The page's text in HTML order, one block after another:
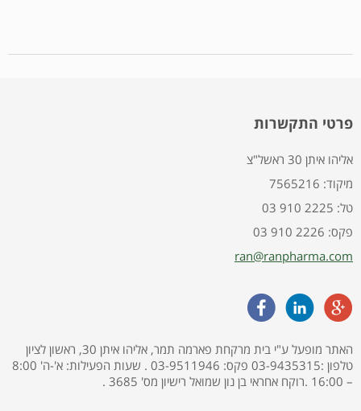
פרטי התקשרות
אליהו איתן 30 ראשל"צ
7565216 :מיקוד
03 910 2225 :טל
03 910 2226 :פקס
ran@ranpharma.com
האתר מופעל ע"י בית מרקחת פארמה תמר, אליהו איתן 30, ראשון לציון
טלפון :03-9435315 פקס: 03-9511946 . שעות הפעילות: א'-ה' 8:00
– 16:00 .רוקח אחראי בן נון שמואל רישיון מס' 3685 .